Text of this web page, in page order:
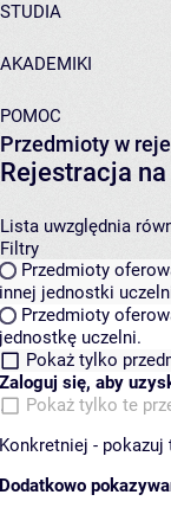
STUDIA
AKADEMIKI
POMOC
Przedmioty w
Rejestracja
Lista uwzględnia
Filtry
Przedmioty
innej jednostki
Przedmioty
jednostkę uczelni.
Pokaż tylko
Zaloguj się, aby
Pokaż tylko te
Konkretniej -
Dodatkowo